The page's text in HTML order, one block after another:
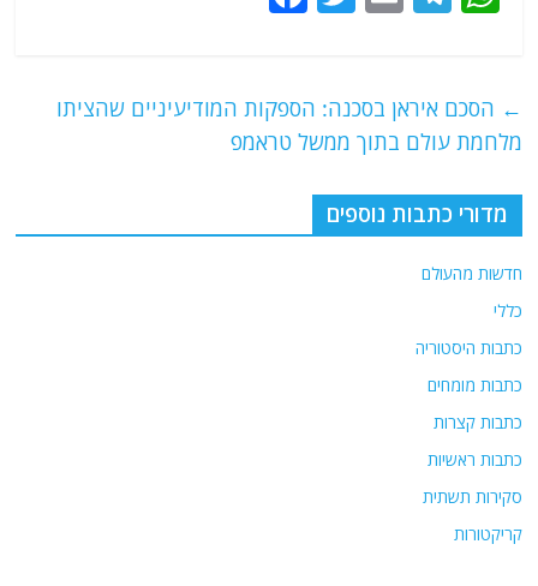
s
A
p
p
g
ra
m
l
er
e
b
o
← הסכם איראן בסכנה: הספקות המודיעיניים שהציתו
מלחמת עולם בתוך ממשל טראמפ
מדורי כתבות נוספים
חדשות מהעולם
כללי
כתבות היסטוריה
כתבות מומחים
כתבות קצרות
כתבות ראשיות
סקירות תשתית
קריקטורות